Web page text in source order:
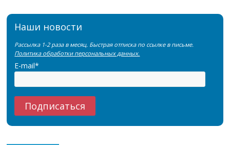
Наши новости
Рассылка 1-2 раза в месяц. Быстрая отписка по ссылке в письме.
Политика обработки персональных данных.
E-mail*